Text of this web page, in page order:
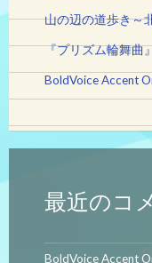
山の辺の道歩き～
『プリズム輪舞曲
BoldVoice Accent
最近のコ
BoldVoice Accent